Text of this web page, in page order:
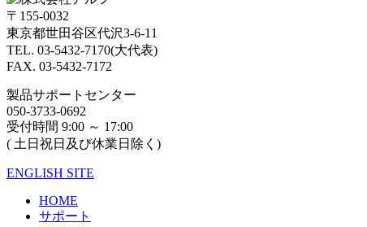
〒155-0032
東京都世田谷区代沢3-6-11
TEL. 03-5432-7170(大代表)
FAX. 03-5432-7172
製品サポートセンター
050-3733-0692
受付時間 9:00 ～ 17:00
( 土日祝日及び休業日除く)
ENGLISH SITE
HOME
サポート